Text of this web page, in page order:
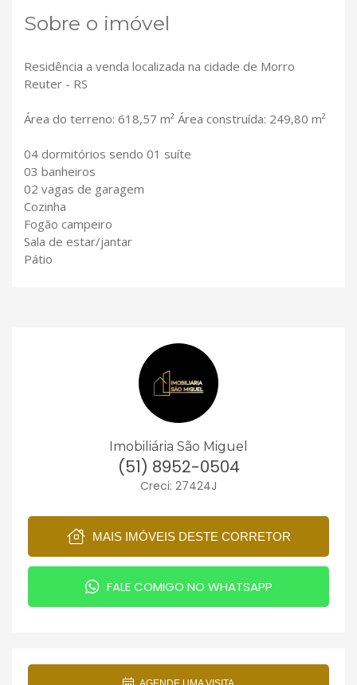
Sobre o imóvel
Residência a venda localizada na cidade de Morro
Reuter - RS
Área do terreno: 618,57 m² Área construída: 249,80 m²
04 dormitórios sendo 01 suíte
03 banheiros
02 vagas de garagem
Cozinha
Fogão campeiro
Sala de estar/jantar
Pátio
Imobiliária São Miguel
(51) 8952-0504
Creci: 27424J
MAIS IMÓVEIS DESTE CORRETOR
FALE COMIGO NO WHATSAPP